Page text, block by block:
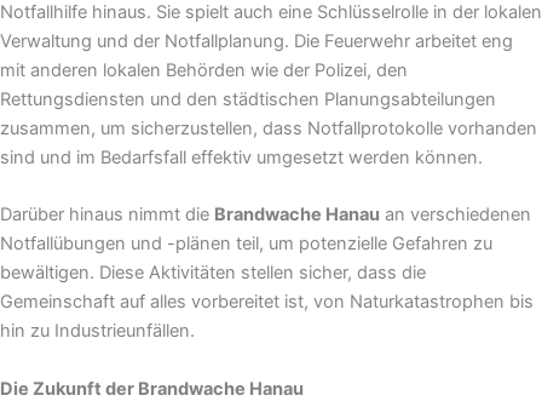
Notfallhilfe hinaus. Sie spielt auch eine Schlüsselrolle in der lokalen
Verwaltung und der Notfallplanung. Die Feuerwehr arbeitet eng
mit anderen lokalen Behörden wie der Polizei, den
Rettungsdiensten und den städtischen Planungsabteilungen
zusammen, um sicherzustellen, dass Notfallprotokolle vorhanden
sind und im Bedarfsfall effektiv umgesetzt werden können.
Darüber hinaus nimmt die Brandwache Hanau an verschiedenen
Notfallübungen und -plänen teil, um potenzielle Gefahren zu
bewältigen. Diese Aktivitäten stellen sicher, dass die
Gemeinschaft auf alles vorbereitet ist, von Naturkatastrophen bis
hin zu Industrieunfällen.
Die Zukunft der Brandwache Hanau